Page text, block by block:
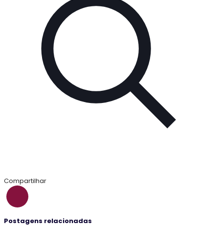
Compartilhar
Postagens relacionadas